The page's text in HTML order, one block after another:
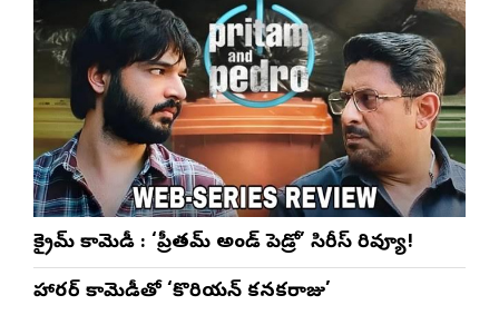
క్రైమ్ కామెడీ : ‘ప్రీతమ్ అండ్ పెడ్రో’ సిరీస్ రివ్యూ!
హారర్ కామెడీతో ‘కొరియన్ కనకరాజు’